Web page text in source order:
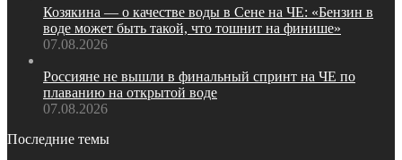
Козякина — о качестве воды в Сене на ЧЕ: «Бензин в
воде может быть такой, что тошнит на финише»
07.08.2026
Россияне не вышли в финальный спринт на ЧЕ по
плаванию на открытой воде
07.08.2026
Последние темы